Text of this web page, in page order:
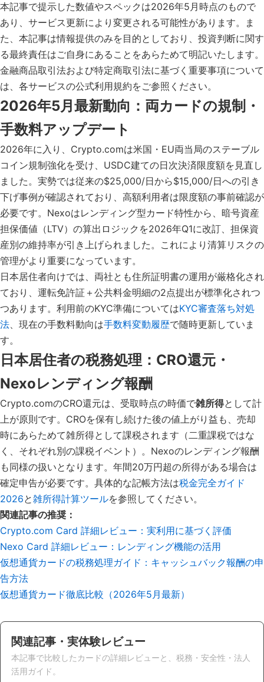
本記事で提示した数値やスペックは2026年5月時点のもので
あり、サービス更新により変更される可能性があります。ま
た、本記事は情報提供のみを目的としており、投資判断に関す
る最終責任はご自身にあることをあらためて明記いたします。
金融商品取引法および特定商取引法に基づく重要事項について
は、各サービスの公式利用規約をご参照ください。
2026年5月最新動向：両カードの規制・
手数料アップデート
2026年に入り、Crypto.comは米国・EU両当局のステーブル
コイン規制強化を受け、USDC建ての日次決済限度額を見直し
ました。実勢では従来の$25,000/日から$15,000/日への引き
下げ事例が確認されており、高額利用者は限度額の事前確認が
必要です。Nexoはレンディング型カード特性から、暗号資産
担保価値（LTV）の算出ロジックを2026年Q1に改訂、担保資
産別の維持率が引き上げられました。これにより清算リスクの
管理がより重要になっています。
日本居住者向けでは、両社とも住所証明書の運用が厳格化され
ており、運転免許証＋公共料金明細の2点提出が標準化されつ
つあります。利用前のKYC準備についてはKYC審査落ち対処
法、現在の手数料動向は手数料変動履歴で随時更新していま
す。
日本居住者の税務処理：CRO還元・
Nexoレンディング報酬
Crypto.comのCRO還元は、受取時点の時価で雑所得として計
上が原則です。CROを保有し続けた後の値上がり益も、売却
時にあらためて雑所得として課税されます（二重課税ではな
く、それぞれ別の課税イベント）。Nexoのレンディング報酬
も同様の扱いとなります。年間20万円超の所得がある場合は
確定申告が必要です。具体的な記帳方法は税金完全ガイド
2026と雑所得計算ツールを参照してください。
関連記事の推奨：
Crypto.com Card 詳細レビュー：実利用に基づく評価
Nexo Card 詳細レビュー：レンディング機能の活用
仮想通貨カードの税務処理ガイド：キャッシュバック報酬の申
告方法
仮想通貨カード徹底比較（2026年5月最新）
関連記事・実体験レビュー
本記事で比較したカードの詳細レビューと、税務・安全性・法人
活用ガイド。